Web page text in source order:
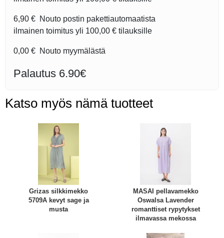
6,90 € Nouto postin pakettiautomaatista
ilmainen toimitus yli 100,00 € tilauksille
0,00 € Nouto myymälästä
Palautus 6.90€
Katso myös nämä tuotteet
Grizas silkkimekko
5709A kevyt sage ja
musta
MASAI pellavamekko
Oswalsa Lavender
romanttiset rypytykset
ilmavassa mekossa